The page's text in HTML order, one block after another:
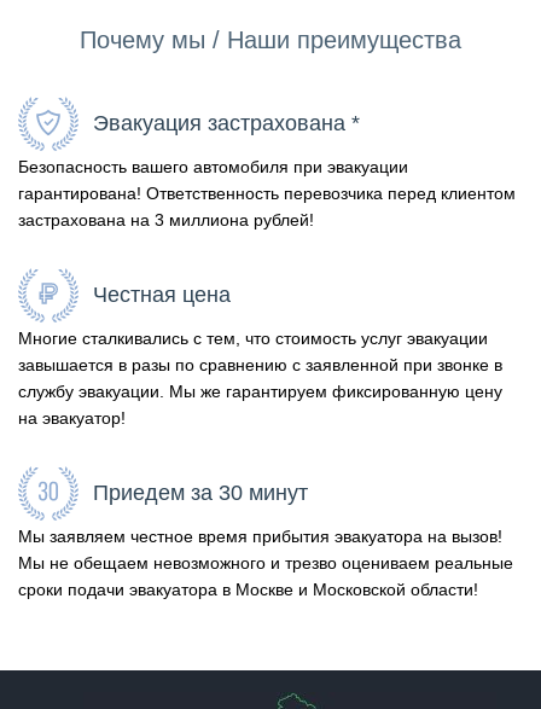
Почему мы / Наши преимущества
Эвакуация застрахована *
Безопасность вашего автомобиля при эвакуации
гарантирована! Ответственность перевозчика перед клиентом
застрахована на 3 миллиона рублей!
Честная цена
Многие сталкивались с тем, что стоимость услуг эвакуации
завышается в разы по сравнению с заявленной при звонке в
службу эвакуации. Мы же гарантируем фиксированную цену
на эвакуатор!
Приедем за 30 минут
Мы заявляем честное время прибытия эвакуатора на вызов!
Мы не обещаем невозможного и трезво оцениваем реальные
сроки подачи эвакуатора в Москве и Московской области!